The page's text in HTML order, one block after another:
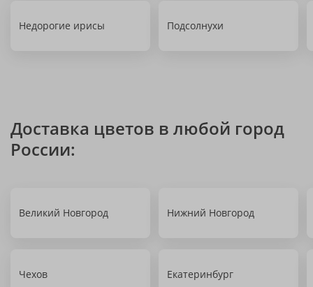
Недорогие ирисы Подсолнухи
Доставка цветов в любой город
России:
Великий Новгород Нижний Новгород
Чехов Екатеринбург